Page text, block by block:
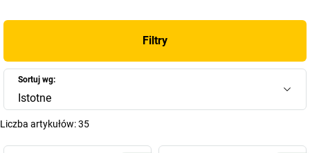
Filtry
Sortuj wg:
Istotne
Liczba artykułów:35